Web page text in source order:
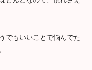
でもいいことで悩んでた